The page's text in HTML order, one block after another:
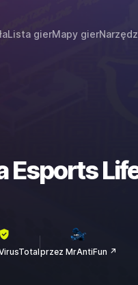
Lista gierMapy gier
Esports
przez MrAntiFun ↗